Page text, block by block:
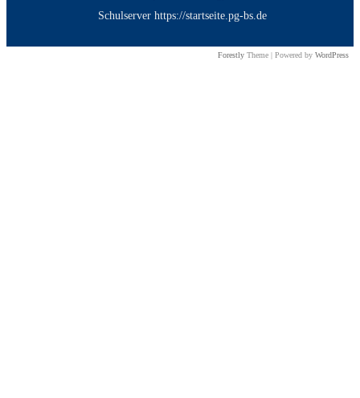
Schulserver https://startseite.pg-bs.de
Forestly Theme | Powered by WordPress